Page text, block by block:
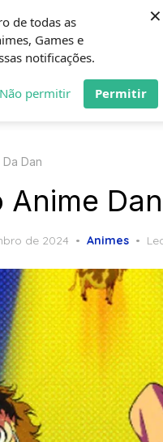
de todas as
Games e
notificações.
Não permitir Permitir
×
HOME
BELEZA
Dan
de 2024 Animes